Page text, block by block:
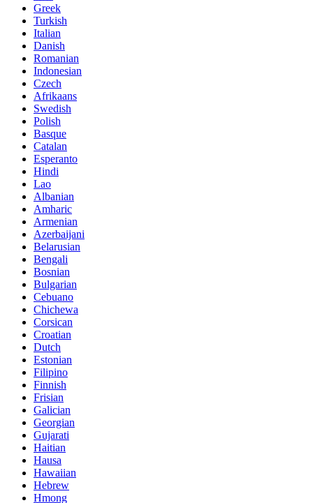
Greek
Turkish
Italian
Danish
Romanian
Indonesian
Czech
Afrikaans
Swedish
Polish
Basque
Catalan
Esperanto
Hindi
Lao
Albanian
Amharic
Armenian
Azerbaijani
Belarusian
Bengali
Bosnian
Bulgarian
Cebuano
Chichewa
Corsican
Croatian
Dutch
Estonian
Filipino
Finnish
Frisian
Galician
Georgian
Gujarati
Haitian
Hausa
Hawaiian
Hebrew
Hmong